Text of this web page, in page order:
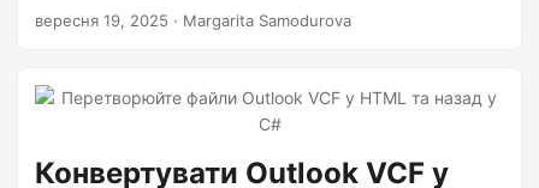
використовуючи Aspose.Email for .NET
отримання колекцій одержувачів.
вересня 19, 2025 · Margarita Samodurova
Конвертувати Outlook VCF у